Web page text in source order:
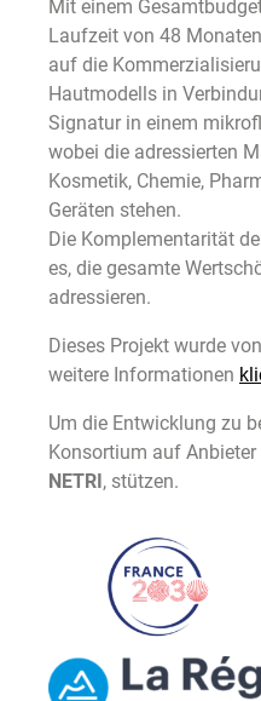
Mit einem
Laufzeit von 48
auf die
Hautmodells in
Signatur in einem
wobei die adressierten
Kosmetik, Chemie,
Geräten stehen.
Die Komplementarität
es, die gesamte
adressieren.
Dieses Projekt wurde
weitere Informationen
Um die Entwicklung zu
Konsortium auf Anbieter
NETRI , stützen.